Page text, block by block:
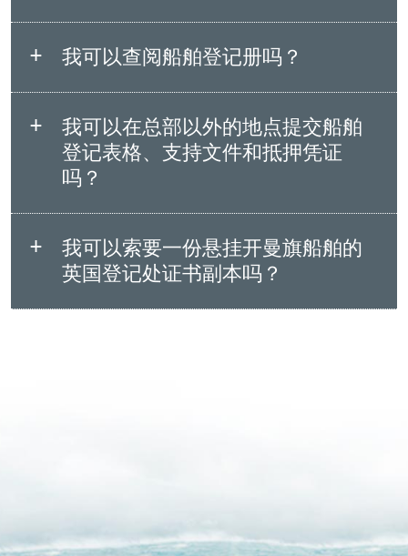
我可以查阅船舶登记册吗？
我可以在总部以外的地点提交船舶
登记表格、支持文件和抵押凭证
吗？
我可以索要一份悬挂开曼旗船舶的
英国登记处证书副本吗？